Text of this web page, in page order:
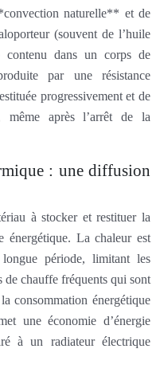
naturelle** et de
(souvent de l’huile
dans un corps de
par une résistance
progressivement et de
même après l’arrêt de la
: une diffusion
à stocker et restituer la
énergétique. La chaleur est
période, limitant les
de chauffe fréquents qui sont
consommation énergétique
une économie d’énergie
à un radiateur électrique